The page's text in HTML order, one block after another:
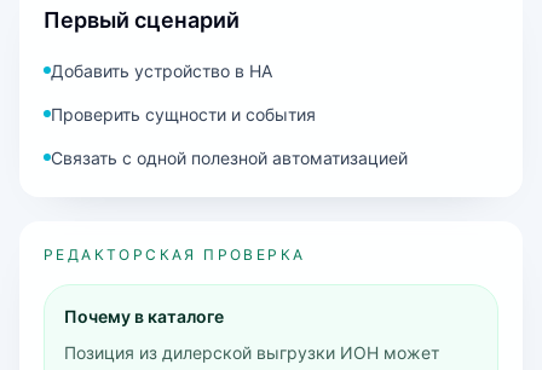
Первый сценарий
Добавить устройство в HA
Проверить сущности и события
Связать с одной полезной автоматизацией
РЕДАКТОРСКАЯ ПРОВЕРКА
Почему в каталоге
Позиция из дилерской выгрузки ИОН может